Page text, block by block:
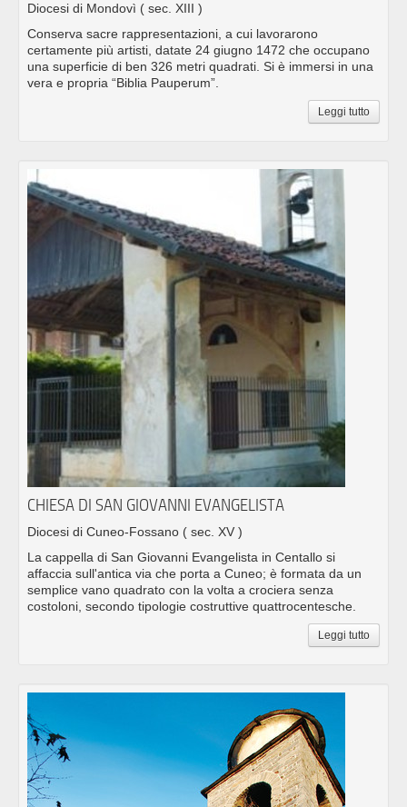
Diocesi di Mondovì ( sec. XIII )
Conserva sacre rappresentazioni, a cui lavorarono
certamente più artisti, datate 24 giugno 1472 che occupano
una superficie di ben 326 metri quadrati. Si è immersi in una
vera e propria “Biblia Pauperum”.
Leggi tutto
CHIESA DI SAN GIOVANNI EVANGELISTA
Diocesi di Cuneo-Fossano ( sec. XV )
La cappella di San Giovanni Evangelista in Centallo si
affaccia sull'antica via che porta a Cuneo; è formata da un
semplice vano quadrato con la volta a crociera senza
costoloni, secondo tipologie costruttive quattrocentesche.
Leggi tutto